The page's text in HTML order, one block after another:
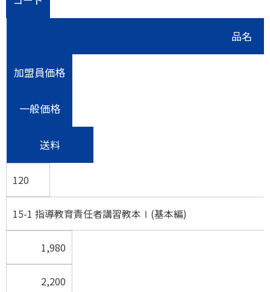
品名
加盟員価格
一般価格
送料
120
15-1 指導教育責任者講習教本Ⅰ(基本編)
1,980
2,200